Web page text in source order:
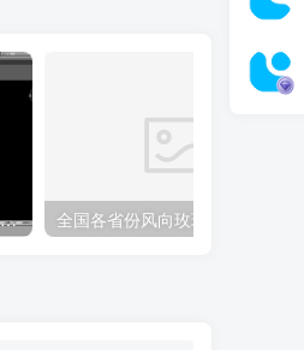
源泉建筑与装饰设计CAD插件工具箱（YQArch 6.7.4）